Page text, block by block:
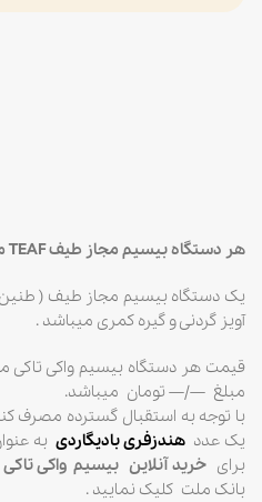
هر دستگاه بیسیم مجاز طیف TEAF مدل TF-192 و طنین Tanin مدل TN2000 شامل :
آویز گردنی و گیره کمری میباشد .
مبلغ —/— تومان میباشد.
یک عدد هندزفری بادیگاردی به
برای خرید آنلاین بیسیم واکی
بانک ملت کلیک نمایید .